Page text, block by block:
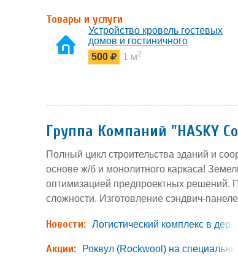
Товары и услуги
Устройство кровель гостевых
домов и гостиничного
комплекса базы отдыха
500 1 м2
Группа Компаний "HASKY
Полный цикл строительства зданий и
основе ж/б и монолитного каркаса!
оптимизацией предпроектных решений.
сложности. Изготовление сэндвич-
Новости: Логистический комплекс в
Акции: Роквул (Rockwool) на